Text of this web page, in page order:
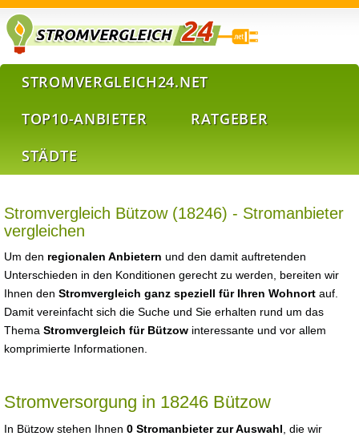
STROMVERGLEICH24.NET
TOP10-ANBIETER
RATGEBER
STÄDTE
Stromvergleich Bützow (18246) - Stromanbieter
vergleichen
Um den regionalen Anbietern und den damit auftretenden
Unterschieden in den Konditionen gerecht zu werden, bereiten wir
Ihnen den Stromvergleich ganz speziell für Ihren Wohnort auf.
Damit vereinfacht sich die Suche und Sie erhalten rund um das
Thema Stromvergleich für Bützow interessante und vor allem
komprimierte Informationen.
Stromversorgung in 18246 Bützow
In Bützow stehen Ihnen 0 Stromanbieter zur Auswahl , die wir